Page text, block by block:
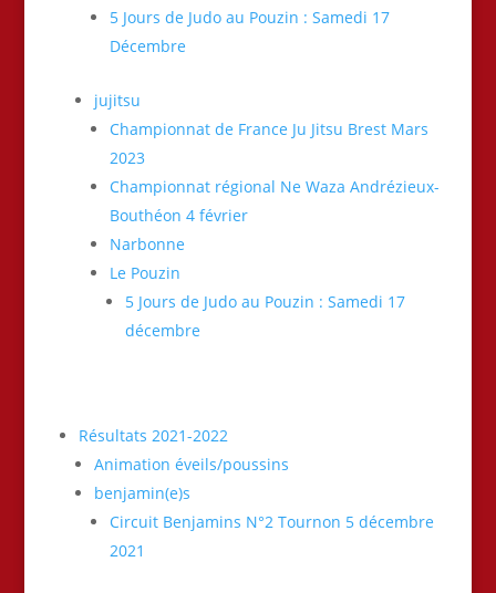
5 Jours de Judo au Pouzin : Samedi 17
Décembre
jujitsu
Championnat de France Ju Jitsu Brest Mars
2023
Championnat régional Ne Waza Andrézieux-
Bouthéon 4 février
Narbonne
Le Pouzin
5 Jours de Judo au Pouzin : Samedi 17
décembre
Résultats 2021-2022
Animation éveils/poussins
benjamin(e)s
Circuit Benjamins N°2 Tournon 5 décembre
2021